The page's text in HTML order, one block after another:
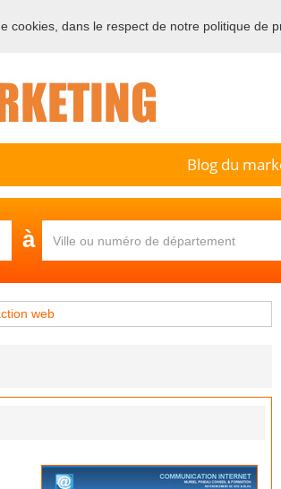
marketing et de la communication en France.
Blog du
à
web
dans le respect de notre politique de